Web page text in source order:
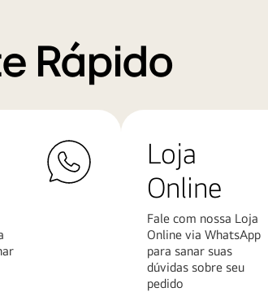
Rápido
Loja
Online
Fale com nossa Loja
Online via WhatsApp
para sanar suas
dúvidas sobre seu
pedido